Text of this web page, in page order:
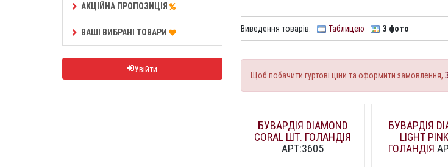
АКЦІЙНА ПРОПОЗИЦІЯ
ВАШІ ВИБРАНІ ТОВАРИ
Увійти
Виведення товарів: Таблицею З фото
Щоб побачити гуртові ціни та оформити замовлення,
БУВАРДІЯ DIAMOND
CORAL ШТ. ГОЛАНДІЯ
АРТ:3605
БУВАРДІЯ
LIGHT
ГОЛАНДІЯ